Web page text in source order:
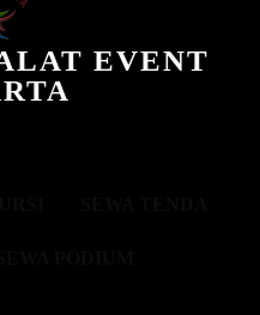
EVENT